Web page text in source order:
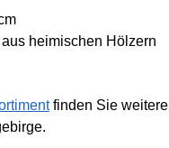
heimischen Hölzern
finden Sie